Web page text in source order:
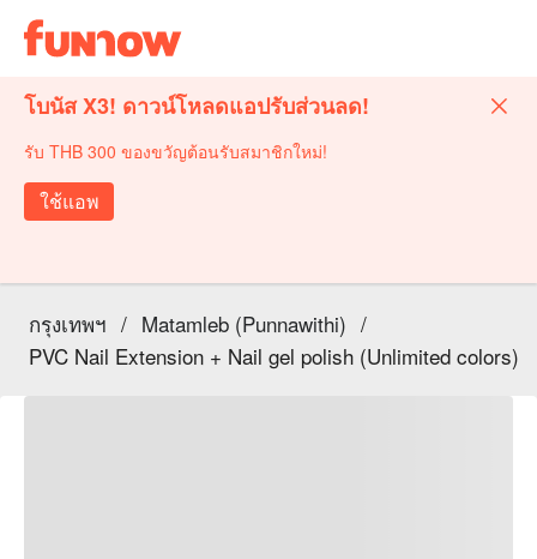
โบนัส X3! ดาวน์โหลดแอปรับส่วนลด!
รับ THB 300 ของขวัญต้อนรับสมาชิกใหม่!
ใช้แอพ
กรุงเทพฯ / Matamleb (Punnawithi) /
PVC Nail Extension + Nail gel polish (Unlimited colors)